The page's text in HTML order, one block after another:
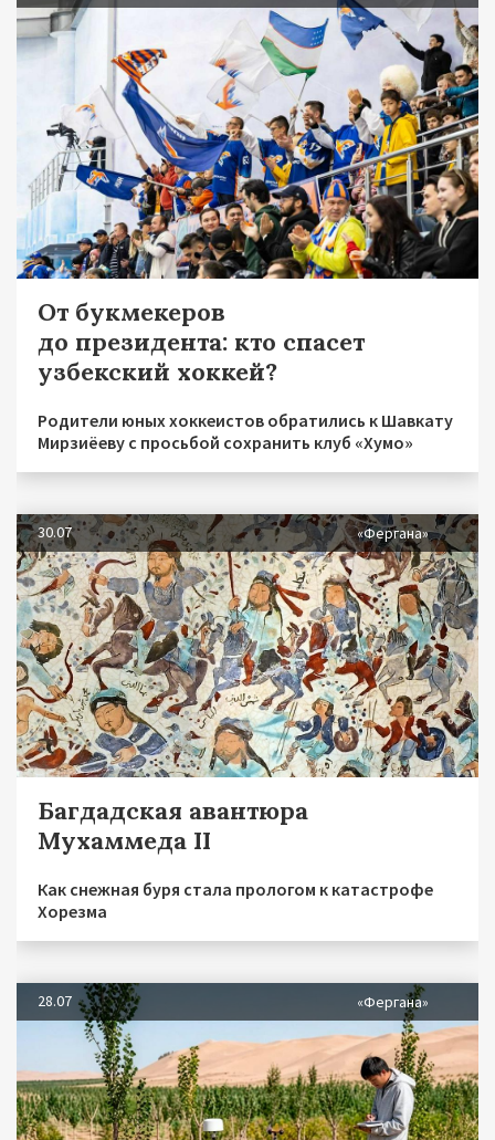
От букмекеров
до президента: кто спасет
узбекский хоккей?
Родители юных хоккеистов обратились к Шавкату
Мирзиёеву с просьбой сохранить клуб «Хумо»
30.07 «Фергана»
Багдадская авантюра
Мухаммеда II
Как снежная буря стала прологом к катастрофе
Хорезма
28.07 «Фергана»